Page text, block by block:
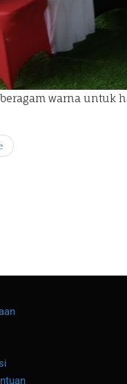
warna untuk